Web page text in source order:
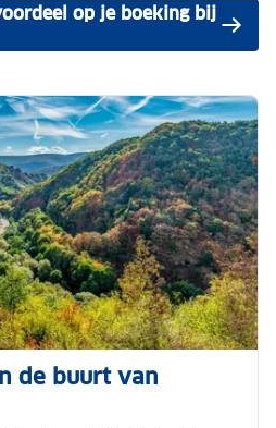
op je boeking bij
de buurt van